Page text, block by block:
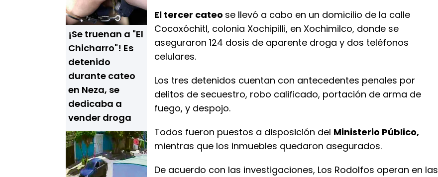
¡Se truenan a "El
Chicharro"! Es
detenido
durante cateo
en Neza, se
dedicaba a
vender droga
El tercer cateo se llevó a cabo en un domicilio de la calle
Cocoxóchitl, colonia Xochipilli, en Xochimilco, donde se
aseguraron 124 dosis de aparente droga y dos teléfonos
celulares.
Los tres detenidos cuentan con antecedentes penales por
delitos de secuestro, robo calificado, portación de arma de
fuego, y despojo.
Todos fueron puestos a disposición del Ministerio Público,
mientras que los inmuebles quedaron asegurados.
De acuerdo con las investigaciones, Los Rodolfos operan en las